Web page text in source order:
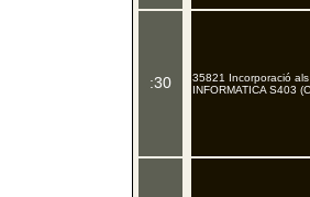
:30
35821 Incorporació
INFORMATICA S403